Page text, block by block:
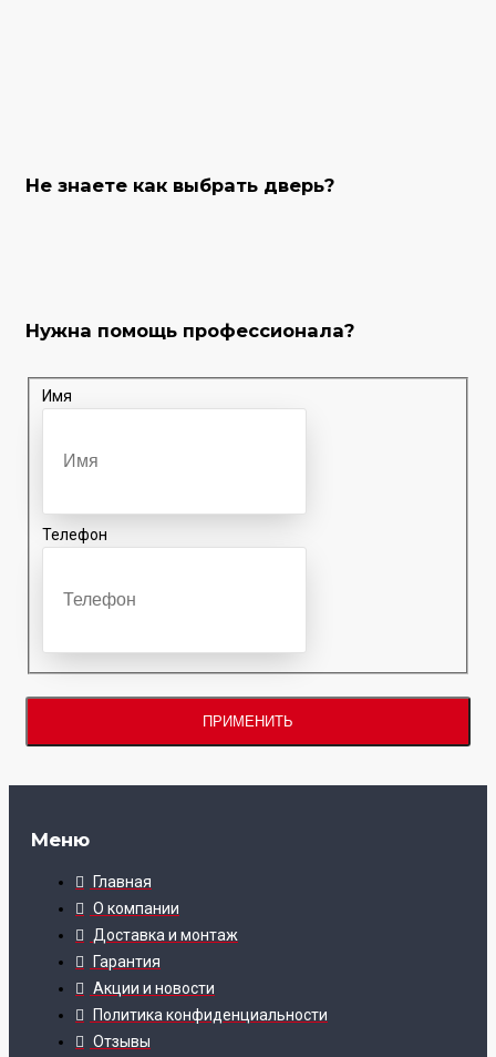
Не знаете как выбрать дверь?
Нужна помощь профессионала?
Имя
Телефон
ПРИМЕНИТЬ
Меню
Главная
О компании
Доставка и монтаж
Гарантия
Акции и новости
Политика конфиденциальности
Отзывы